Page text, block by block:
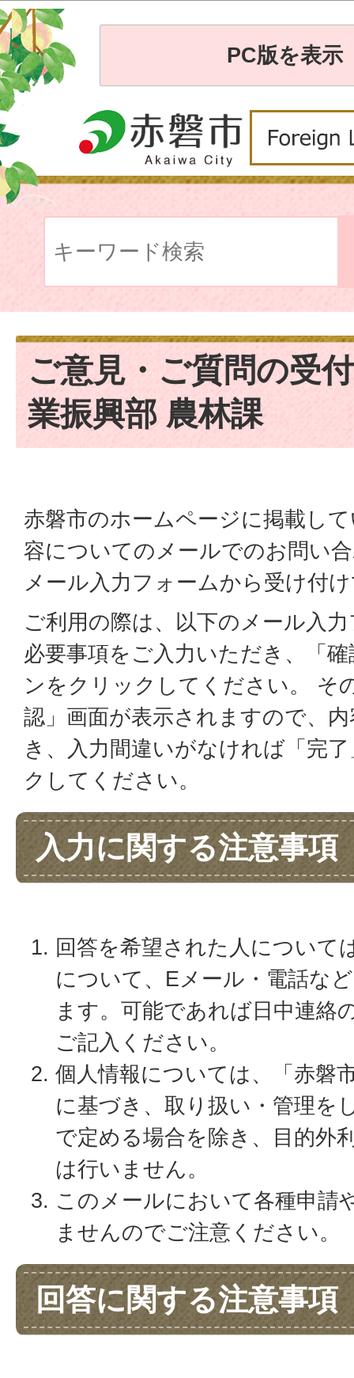
PC版を表示
ご意見・ご質問の受
業振興部 農林課
赤磐市のホームページに掲載し
容についてのメールでのお問い
メール入力フォームから受け付
ご利用の際は、以下のメール入
必要事項をご入力いただき、「
ンをクリックしてください。 そ
認」画面が表示されますので、
き、入力間違いがなければ「完
クしてください。
入力に関する注意事項
回答を希望された人について
について、Eメール・電話な
ます。可能であれば日中連絡
ご記入ください。
個人情報については、「赤磐
に基づき、取り扱い・管理を
で定める場合を除き、目的外
は行いません。
このメールにおいて各種申請
ませんのでご注意ください。
回答に関する注意事項